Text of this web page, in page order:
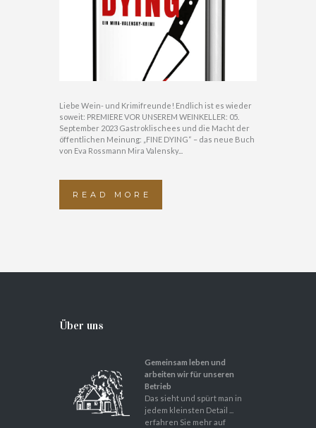
Liebe Wein- und Krimifreunde! Endlich ist es wieder
soweit: PREMIERE VOR UNSEREM WEINKELLER: 05.
September 2023 Gastroklischees und die Macht der
öffentlichen Meinung: „FINE DYING“ – das neue Buch
von Eva Rossmann Mira Valensky...
READ MORE
Über uns
Gemeinsam leben und
arbeiten wir für unseren
Betrieb
Das sieht und spürt man in
jedem kleinsten Detail ...
erfahren Sie mehr auf